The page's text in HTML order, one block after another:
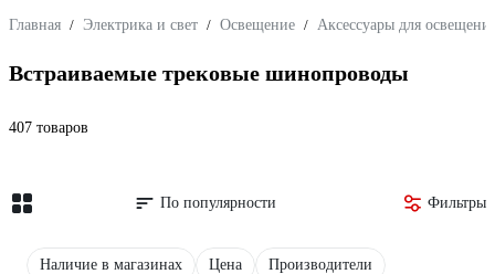
Главная / Электрика и свет / Освещение / Аксессуары для
Встраиваемые трековые шинопроводы
407 товаров
По популярности Фильтры
Наличие в магазинах Цена Производители